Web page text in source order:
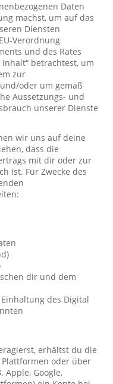
Daten
machst, um auf das
Diensten
Verordnung
und des Rates
Inhalt“ betrachtest, um
zur
oder um gemäß
Aussetzungs- und
unserer Dienste
wir uns auf deine
dass die
mit dir oder zur
ist. Für Zwecke des
dir und dem
des Digital
erhältst du die
oder über
Apple, Google,